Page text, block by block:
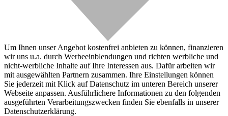
Um Ihnen unser Angebot kostenfrei anbieten zu können, finanzieren
wir uns u.a. durch Werbeeinblendungen und richten werbliche und
nicht-werbliche Inhalte auf Ihre Interessen aus. Dafür arbeiten wir
mit ausgewählten Partnern zusammen. Ihre Einstellungen können
Sie jederzeit mit Klick auf Datenschutz im unteren Bereich unserer
Webseite anpassen. Ausführlichere Informationen zu den folgenden
ausgeführten Verarbeitungszwecken finden Sie ebenfalls in unserer
Datenschutzerklärung.